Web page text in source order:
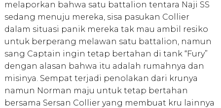
melaporkan bahwa satu battalion tentara Naji SS
sedang menuju mereka, sisa pasukan Collier
dalam situasi panik mereka tak mau ambil resiko
untuk berperang melawan satu battalion, namun
sang Captain ingin tetap bertahan di tank “Fury”
dengan alasan bahwa itu adalah rumahnya dan
misinya. Sempat terjadi penolakan dari krunya
namun Norman maju untuk tetap bertahan
bersama Sersan Collier yang membuat kru lainnya